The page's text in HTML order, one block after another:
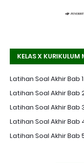
KELAS X KURIKULUM
Latihan Soal Akhir Bab 1
Latihan Soal Akhir Bab
Latihan Soal Akhir Bab
Latihan Soal Akhir Bab
Latihan Soal Akhir Bab